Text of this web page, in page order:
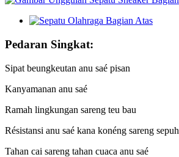
Pedaran Singkat:
Sipat beungkeutan anu saé pisan
Kanyamanan anu saé
Ramah lingkungan sareng teu bau
Résistansi anu saé kana konéng sareng sepuh
Tahan cai sareng tahan cuaca anu saé